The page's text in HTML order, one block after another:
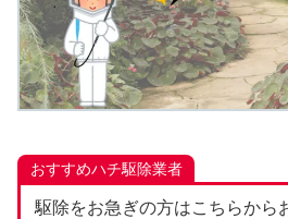
おすすめハチ駆除業者
駆除をお急ぎの方はこちらから